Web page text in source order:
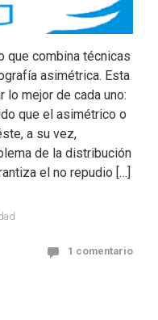
que combina técnicas
asimétrica. Esta
lo mejor de cada uno:
que el asimétrico o
a su vez,
de la distribución
el no repudio […]
1 comentario